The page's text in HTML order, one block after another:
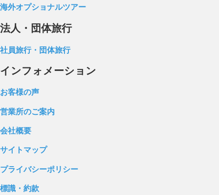
海外オプショナルツアー
法人・団体旅行
社員旅行・団体旅行
インフォメーション
お客様の声
営業所のご案内
会社概要
サイトマップ
プライバシーポリシー
標識・約款